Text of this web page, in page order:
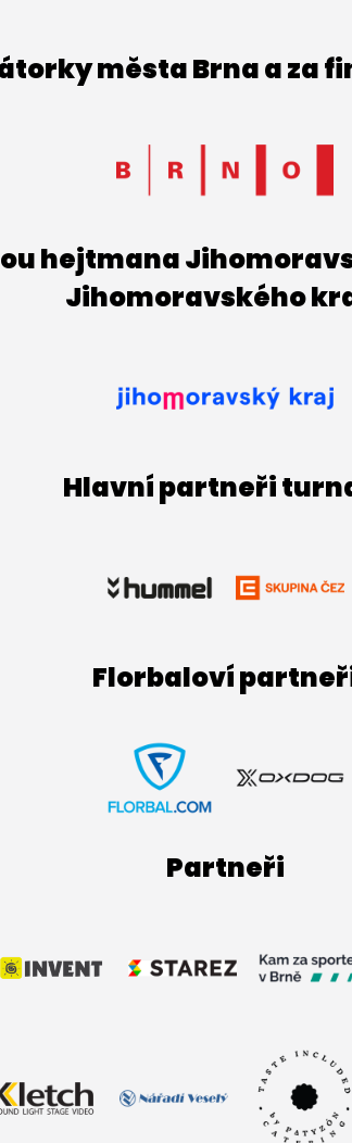
města Brna a za
hejtmana
Jihomoravského
Hlavní partneři
Florbaloví
Partneři